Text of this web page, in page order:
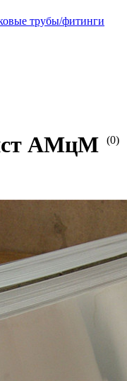
трубы/фитинги
(0)
АМцМ